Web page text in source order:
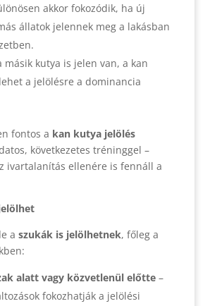
akkor fokozódik, ha új
állatok jelennek meg a lakásban
másik kutya is jelen van, a kan
a jelölésre a dominancia
fontos a kan kutya jelölés
következetes tréninggel –
ivartalanítás ellenére is fennáll a
a szukák is jelölhetnek, főleg a
alatt vagy közvetlenül előtte–
fokozhatják a jelölési